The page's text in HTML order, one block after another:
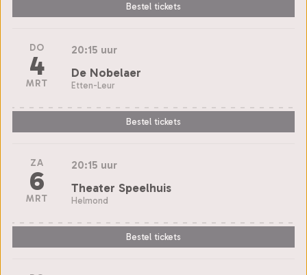
Bestel tickets
DO
4
MRT
20:15 uur
De Nobelaer
Etten-Leur
Bestel tickets
ZA
6
MRT
20:15 uur
Theater Speelhuis
Helmond
Bestel tickets